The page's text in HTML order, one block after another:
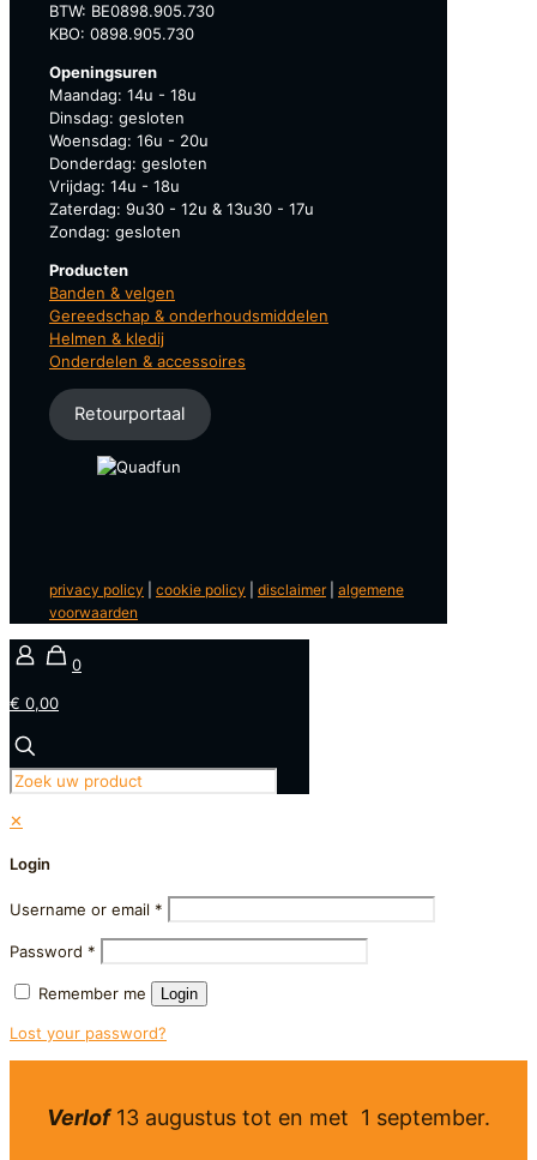
BTW: BE0898.905.730
KBO: 0898.905.730
Openingsuren
Maandag: 14u - 18u
Dinsdag: gesloten
Woensdag: 16u - 20u
Donderdag: gesloten
Vrijdag: 14u - 18u
Zaterdag: 9u30 - 12u & 13u30 - 17u
Zondag: gesloten
Producten
Banden & velgen
Gereedschap & onderhoudsmiddelen
Helmen & kledij
Onderdelen & accessoires
Retourportaal
privacy policy cookie policy disclaimer| algemene
voorwaarden
0
€ 0,00
✕
Login
Username or email *
Password *
Remember me Login
Lost your password?
Verlof 13 augustus tot en met 1 september.